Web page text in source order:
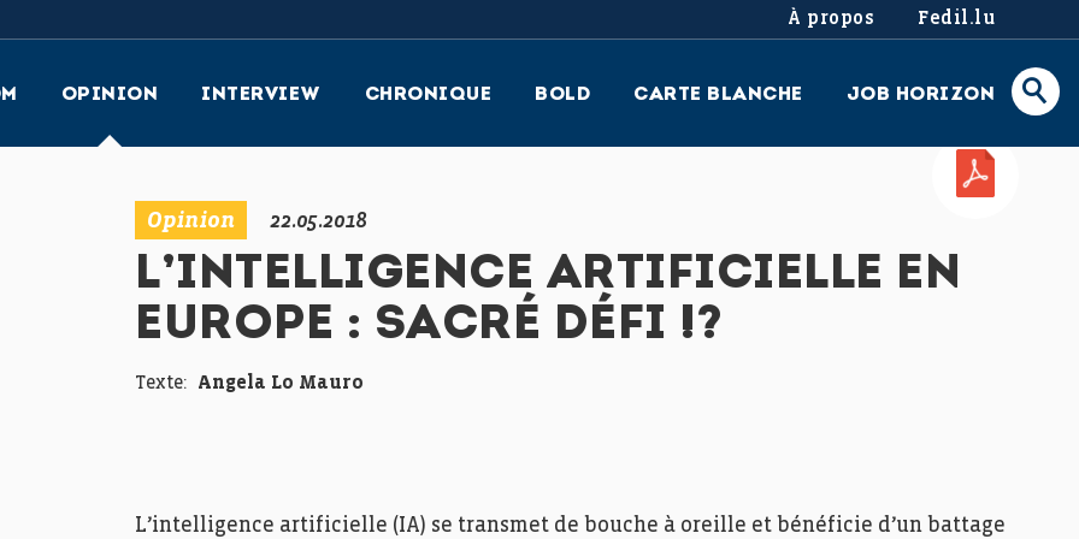
À propos Fedil.lu
OPINION INTERVIEW CHRONIQUE BOLD CARTE BLANCHE JOB HORIZON
PDF
Opinion 22.05.2018
L’INTELLIGENCE ARTIFICIELLE EN
EUROPE : SACRÉ DÉFI !?
Texte: Angela Lo Mauro
L’intelligence artificielle (IA) se transmet de bouche à oreille et bénéficie d’un battage